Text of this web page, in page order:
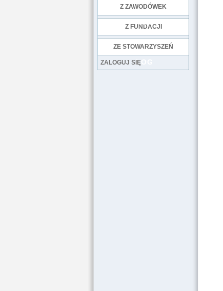
Z ZAWODÓWEK
Z FUNDACJI
ZE STOWARZYSZEŃ
LOG
ZALOGUJ SIĘ